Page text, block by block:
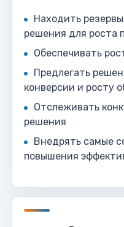
Находить
решения для роста
Обеспечивать
Предлегать
конверсии и росту
Отслеживать
решения
Внедрять самые
повышения